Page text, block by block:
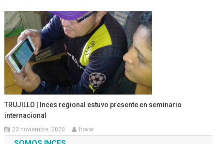
TRUJILLO | Inces regional estuvo presente en seminario
internacional
23 noviembre, 2020 ltovar